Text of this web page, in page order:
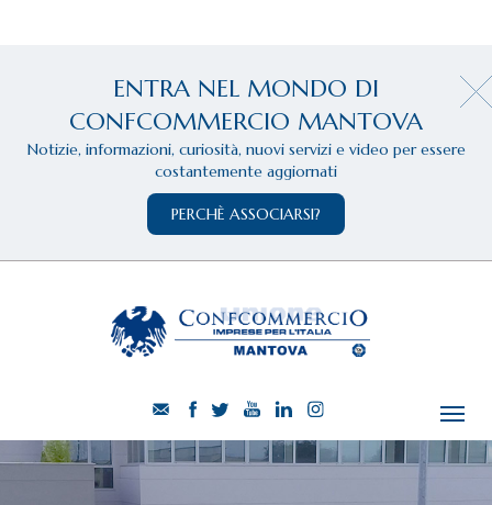
ENTRA NEL MONDO DI
CONFCOMMERCIO MANTOVA
Notizie, informazioni, curiosità, nuovi servizi e video per essere
costantemente aggiornati
PERCHÈ ASSOCIARSI?